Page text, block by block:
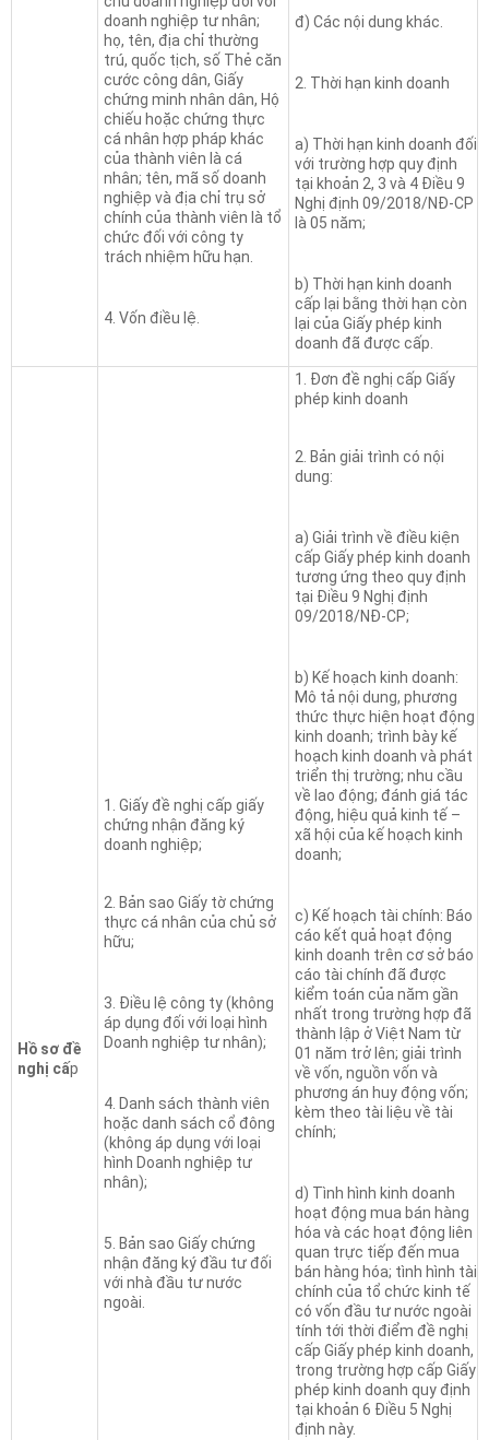
doanh nghiệp tư nhân;
họ, tên, địa chỉ thường
trú, quốc tịch, số Thẻ căn
cước công dân, Giấy
chứng minh nhân dân, Hộ
chiếu hoặc chứng thực
cá nhân hợp pháp khác
của thành viên là cá
nhân; tên, mã số doanh
nghiệp và địa chỉ trụ sở
chính của thành viên là tổ
chức đối với công ty
trách nhiệm hữu hạn.
4. Vốn điều lệ.
đ) Các nội dung khác.
2. Thời hạn kinh doanh
a) Thời hạn kinh doanh đối
với trường hợp quy định
tại khoản 2, 3 và 4 Điều 9
Nghị định 09/2018/NĐ-CP
là 05 năm;
b) Thời hạn kinh doanh
cấp lại bằng thời hạn còn
lại của Giấy phép kinh
doanh đã được cấp.
Hồ sơ đề
nghị cấp
1. Giấy đề nghị cấp giấy
chứng nhận đăng ký
doanh nghiệp;
2. Bản sao Giấy tờ chứng
thực cá nhân của chủ sở
hữu;
3. Điều lệ công ty (không
áp dụng đối với loại hình
Doanh nghiệp tư nhân);
4. Danh sách thành viên
hoặc danh sách cổ đông
(không áp dụng với loại
hình Doanh nghiệp tư
nhân);
5. Bản sao Giấy chứng
nhận đăng ký đầu tư đối
với nhà đầu tư nước
ngoài.
1. Đơn đề nghị cấp Giấy
phép kinh doanh
2. Bản giải trình có nội
dung:
a) Giải trình về điều kiện
cấp Giấy phép kinh doanh
tương ứng theo quy định
tại Điều 9 Nghị định
09/2018/NĐ-CP;
b) Kế hoạch kinh doanh:
Mô tả nội dung, phương
thức thực hiện hoạt động
kinh doanh; trình bày kế
hoạch kinh doanh và phát
triển thị trường; nhu cầu
về lao động; đánh giá tác
động, hiệu quả kinh tế –
xã hội của kế hoạch kinh
doanh;
c) Kế hoạch tài chính: Báo
cáo kết quả hoạt động
kinh doanh trên cơ sở báo
cáo tài chính đã được
kiểm toán của năm gần
nhất trong trường hợp đã
thành lập ở Việt Nam từ
01 năm trở lên; giải trình
về vốn, nguồn vốn và
phương án huy động vốn;
kèm theo tài liệu về tài
chính;
d) Tình hình kinh doanh
hoạt động mua bán hàng
hóa và các hoạt động liên
quan trực tiếp đến mua
bán hàng hóa; tình hình tài
chính của tổ chức kinh tế
có vốn đầu tư nước ngoài
tính tới thời điểm đề nghị
cấp Giấy phép kinh doanh,
trong trường hợp cấp Giấy
phép kinh doanh quy định
tại khoản 6 Điều 5 Nghị
định này.